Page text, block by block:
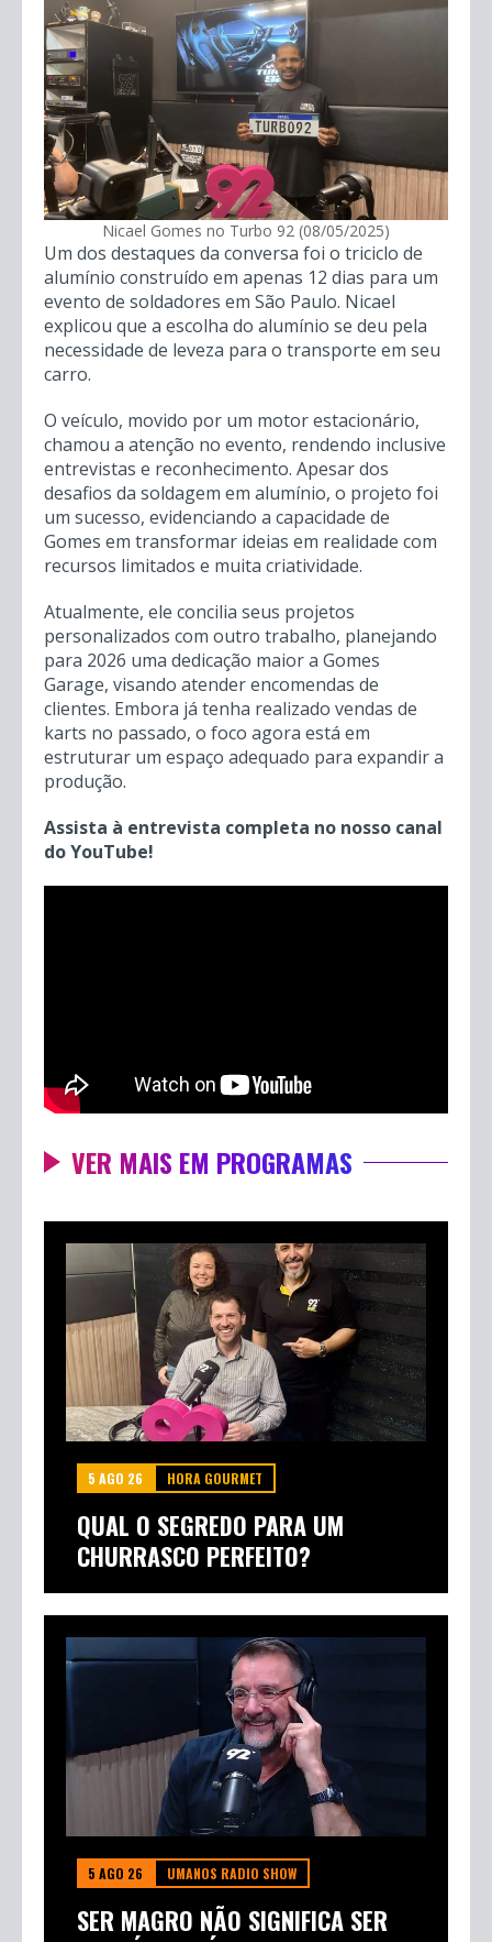
Com uma pegada raiz, como ele mesmo
descreve, o entrevistado constrói desde karts
off-road até outros projetos inusitados,
demonstrando sua versatilidade e habilidade
manual. Sua página no Instagram e canal no
YouTube, exibem a variedade de suas criações,
que vão desde estética automotiva até
verdadeiras “gambiarras” bem executadas.
Nicael Gomes no Turbo 92 (08/05/2025)
Um dos destaques da conversa foi o triciclo de
alumínio construído em apenas 12 dias para um
evento de soldadores em São Paulo. Nicael
explicou que a escolha do alumínio se deu pela
necessidade de leveza para o transporte em seu
O veículo, movido por um motor estacionário,
chamou a atenção no evento, rendendo inclusive
entrevistas e reconhecimento. Apesar dos
desafios da soldagem em alumínio, o projeto foi
um sucesso, evidenciando a capacidade de
Gomes em transformar ideias em realidade com
recursos limitados e muita criatividade.
Atualmente, ele concilia seus projetos
personalizados com outro trabalho, planejando
para 2026 uma dedicação maior a Gomes
do YouTube!
VER MAIS EM PROGRAMAS
HORA GOURMET
QUAL O SEGREDO PARA UM
CHURRASCO PERFEITO?